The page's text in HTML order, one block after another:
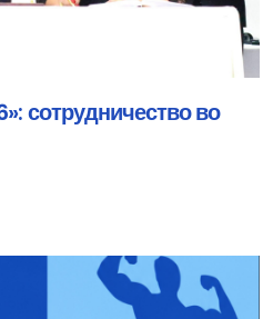
сотрудничество во